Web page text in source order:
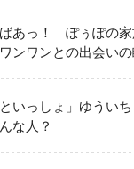
あっ！ ぽぅぽの家
ンワンとの出会い
いっしょ」ゆうい
な人？